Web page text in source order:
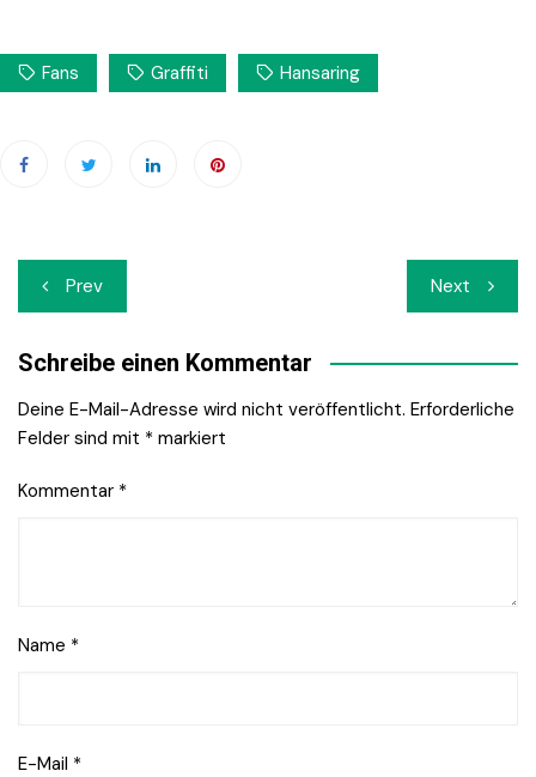
Fans Graffiti Hansaring
Beitrags-
Navigation
Prev Next
Schreibe einen Kommentar
Deine E-Mail-Adresse wird nicht veröffentlicht. Erforderliche
Felder sind mit * markiert
Kommentar *
Name *
E-Mail *